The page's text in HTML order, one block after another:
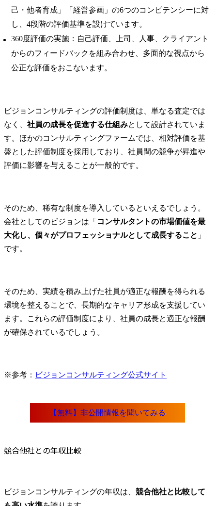
己・他者育成」「経営参画」の6つのコンピテンシーに対
し、4段階の評価基準を設けています。
360度評価の実施：自己評価、上司、人事、クライアント
からのフィードバックを組み合わせ、多面的な視点から
公正な評価をおこないます。
ビジョンコンサルティングの評価制度は、単なる査定では
なく、 社員の成長を促進する仕組みとして設計されていま
す。ほかのコンサルティングファームでは、相対評価を基
盤とした評価制度を採用しており、社員間の競争が昇進や
評価に影響を与えることが一般的です。
そのため、稀有な制度を導入しているといえるでしょう。
会社としてのビジョンは「 コンサルタントの市場価値を最
大化し、個々がプロフェッショナルとして成長すること 」
です。
そのため、実績を積み上げた社員が適正な報酬を得られる
環境を整えることで、長期的なキャリア形成を支援してい
ます。これらの評価制度により、社員の成長と適正な報酬
が確保されているでしょう。
※参考： ビジョンコンサルティング公式サイト
競合他社との年収比較
ビジョンコンサルティングの年収は、 競合他社と比較して